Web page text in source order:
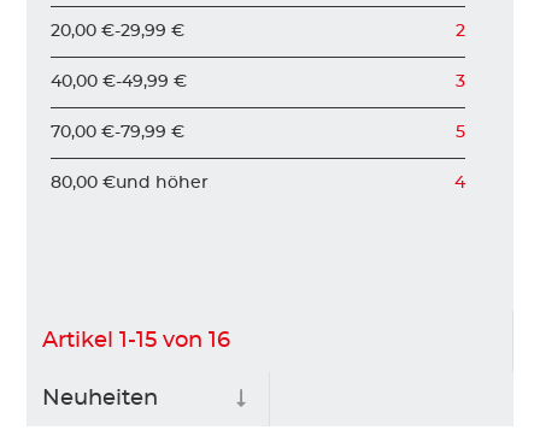
Artikel1 -15 von16
20,00 €-29,99 € 2
40,00 €-49,99 € 3
70,00 €-79,99 € 5
80,00 €und höher 4